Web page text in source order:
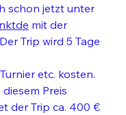
schon jetzt unter
mit der
Trip wird 5 Tage
etc. kosten.
Preis
der Trip ca. 400 €